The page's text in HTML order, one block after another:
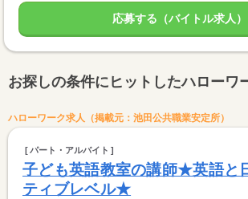
応募する（バイトル求人）
お探しの条件にヒットしたハローワ
ハローワーク求人（掲載元：池田公共職業安定所）
パート・アルバイト
子ども英語教室の講師★英語と
ティブレベル★